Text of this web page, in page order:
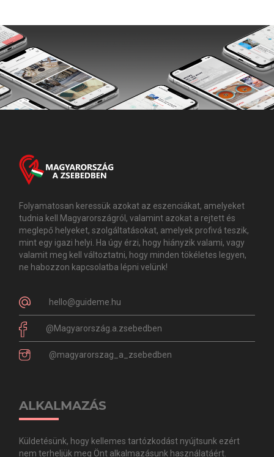
Folyamatosan keressük azokat az eszenciákat, amelyeket
tudnia kell Magyarországról, valamint azokat a rejtett és
meglepő helyeket, szolgáltatásokat, amelyek profivá teszik,
mint egy igazi helyi. Ha úgy érzi, hogy hiányzik valami, vagy
valamit meg kell változtatni, hogy minden tökéletes legyen,
ne habozzon kapcsolatba lépni velünk!
hello@guideme.hu
@Magyarország.a.zsebedben
@magyarorszag_a_zsebedben
ALKALMAZÁS
Küldetésünk, hogy kellemes tartózkodást nyújtsunk ezért
nem terheljük meg Önt alkalmazásunk használatáért.